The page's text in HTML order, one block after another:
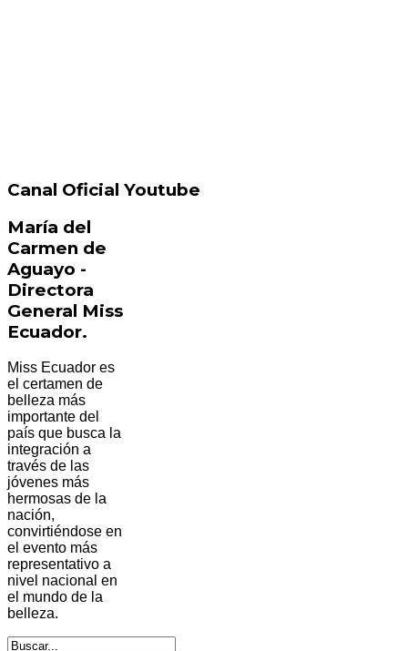
Canal Oficial Youtube
María del
Carmen de
Aguayo -
Directora
General Miss
Ecuador.
Miss Ecuador es
el certamen de
belleza más
importante del
país que busca la
integración a
través de las
jóvenes más
hermosas de la
nación,
convirtiéndose en
el evento más
representativo a
nivel nacional en
el mundo de la
belleza.